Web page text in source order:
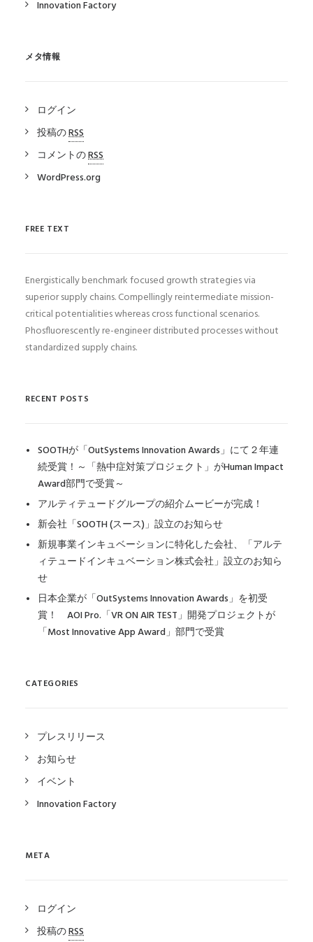
Innovation Factory
メタ情報
ログイン
投稿のRSS
コメントのRSS
WordPress.org
FREE TEXT
Energistically benchmark focused growth strategies via
superior supply chains. Compellingly reintermediate mission-
critical potentialities whereas cross functional scenarios.
Phosfluorescently re-engineer distributed processes without
standardized supply chains.
RECENT POSTS
SOOTHが「OutSystems Innovation Awards」にて２年連
続受賞！～「熱中症対策プロジェクト」がHuman Impact
Award部門で受賞～
アルティテュードグループの紹介ムービーが完成！
新会社「SOOTH (スース)」設立のお知らせ
新規事業インキュベーションに特化した会社、「アルテ
ィテュードインキュベーション株式会社」設立のお知ら
せ
日本企業が「OutSystems Innovation Awards」を初受
賞！ AOI Pro.「VR ON AIR TEST」開発プロジェクトが
「Most Innovative App Award」部門で受賞
CATEGORIES
プレスリリース
お知らせ
イベント
Innovation Factory
META
ログイン
投稿のRSS